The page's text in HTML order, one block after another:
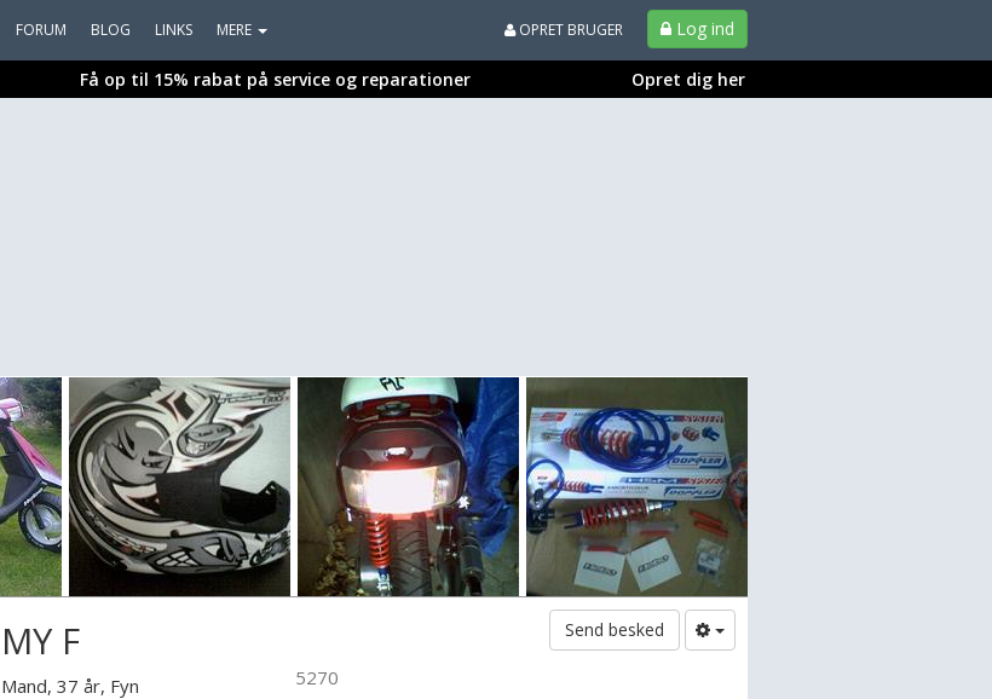
FORUM BLOG LINKS MERE Log ind
OPRET BRUGER
Få op til 15% rabat på service og reparationer Opret dig her
MY F
Mand, 37 år, Fyn
Send besked
5270